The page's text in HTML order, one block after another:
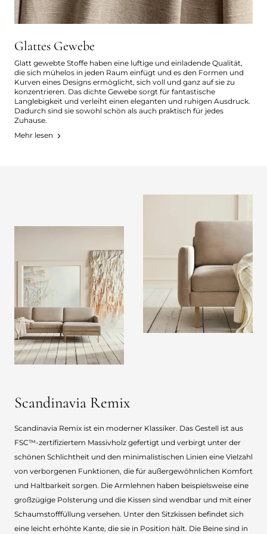
Glattes Gewebe
Glatt gewebte Stoffe haben eine luftige und einladende Qualität,
die sich mühelos in jeden Raum einfügt und es den Formen und
Kurven eines Designs ermöglicht, sich voll und ganz auf sie zu
konzentrieren. Das dichte Gewebe sorgt für fantastische
Langlebigkeit und verleiht einen eleganten und ruhigen Ausdruck.
Dadurch sind sie sowohl schön als auch praktisch für jedes
Zuhause.
Mehr lesen
Scandinavia Remix
Scandinavia Remix ist ein moderner Klassiker. Das Gestell ist aus
FSC™-zertifiziertem Massivholz gefertigt und verbirgt unter der
schönen Schlichtheit und den minimalistischen Linien eine Vielzahl
von verborgenen Funktionen, die für außergewöhnlichen Komfort
und Haltbarkeit sorgen. Die Armlehnen haben beispielsweise eine
großzügige Polsterung und die Kissen sind wendbar und mit einer
Schaumstofffüllung versehen. Unter den Sitzkissen befindet sich
eine leicht erhöhte Kante, die sie in Position hält. Die Beine sind in